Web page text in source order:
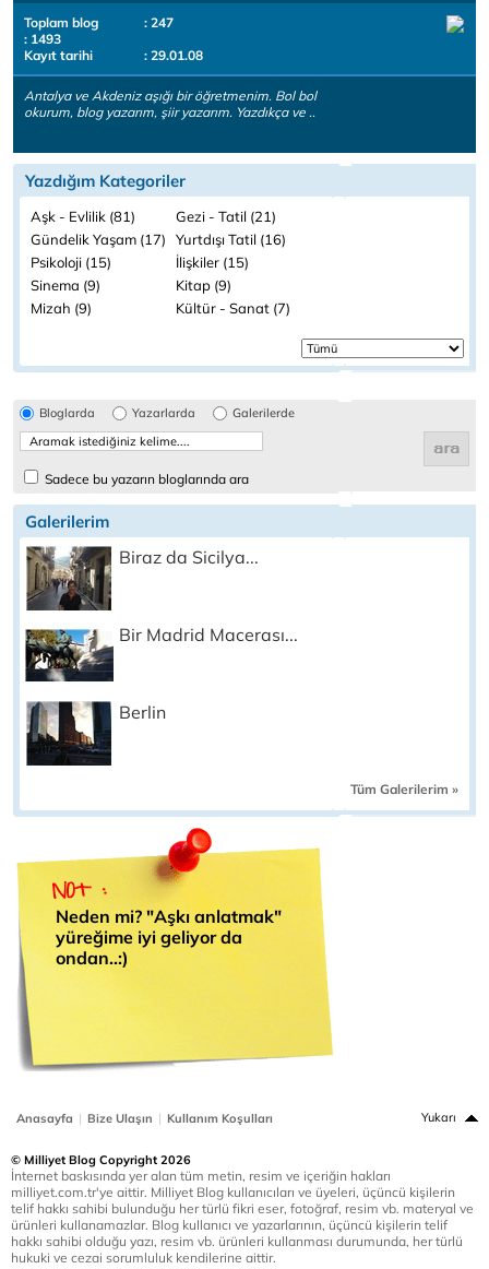
Toplam blog
: 247
: 1493
Kayıt tarihi
: 29.01.08
Antalya ve Akdeniz aşığı bir öğretmenim. Bol bol
okurum, blog yazarım, şiir yazarım. Yazdıkça ve ..
Yazdığım Kategoriler
Aşk - Evlilik (81)
Gezi - Tatil (21)
Gündelik Yaşam (17)
Yurtdışı Tatil (16)
Psikoloji (15)
İlişkiler (15)
Sinema (9)
Kitap (9)
Mizah (9)
Kültür - Sanat (7)
Bloglarda Yazarlarda Galerilerde
Sadece bu yazarın bloglarında ara
Galerilerim
Biraz da Sicilya...
Bir Madrid Macerası...
Berlin
Tüm Galerilerim »
Neden mi? "Aşkı anlatmak"
yüreğime iyi geliyor da
ondan..:)
Anasayfa | Bize Ulaşın | Kullanım Koşulları Yukarı
© Milliyet Blog Copyright 2026
İnternet baskısında yer alan tüm metin, resim ve içeriğin hakları
milliyet.com.tr'ye aittir. Milliyet Blog kullanıcıları ve üyeleri, üçüncü kişilerin
telif hakkı sahibi bulunduğu her türlü fikri eser, fotoğraf, resim vb. materyal ve
ürünleri kullanamazlar. Blog kullanıcı ve yazarlarının, üçüncü kişilerin telif
hakkı sahibi olduğu yazı, resim vb. ürünleri kullanması durumunda, her türlü
hukuki ve cezai sorumluluk kendilerine aittir.